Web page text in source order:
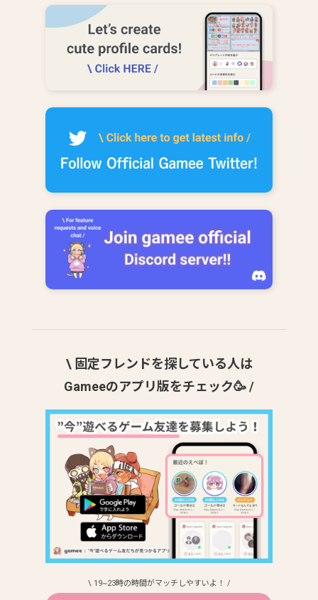
\ 固定フレンドを探している人は
Gameeのアプリ版をチェック🥳 /
\ 19~23時の時間がマッチしやすいよ！ /